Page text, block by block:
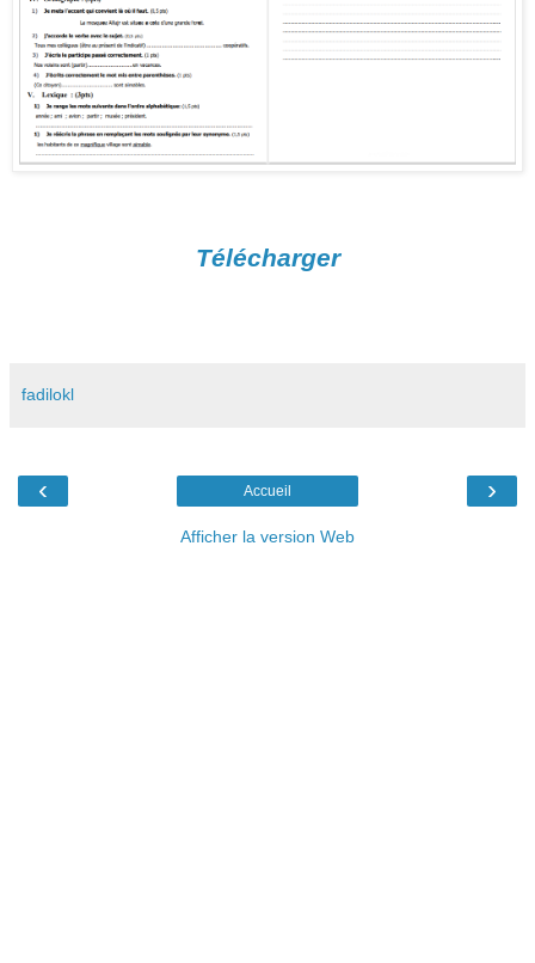
Télécharger
fadilokl
‹ ›
Accueil
Afficher la version Web